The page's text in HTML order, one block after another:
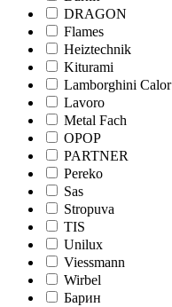
DRAGON
Flames
Heiztechnik
Kiturami
Lamborghini Calor
Lavoro
Metal Fach
OPOP
PARTNER
Pereko
Sas
Stropuva
TIS
Unilux
Viessmann
Wirbel
Барин